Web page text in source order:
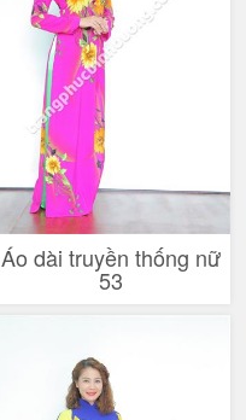
Áo dài truyền thống nữ
53